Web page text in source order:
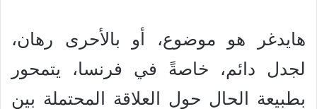
هايدغر هو موضوع، أو بالأحرى رهان،
لجدل دائم، خاصةً في فرنسا، يتمحور
بطبيعة الحال حول العلاقة المحتملة بين